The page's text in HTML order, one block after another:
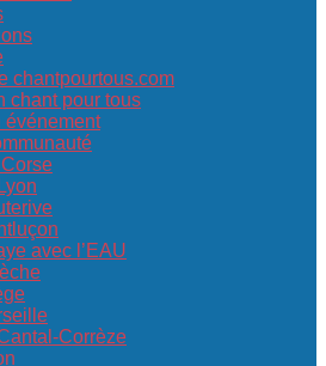
chantpourtous.com
chant pour tous
événement
avec l’EAU
Corrèze